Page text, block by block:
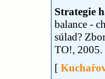
Strategie
balance -
súlad?
TO!,
[